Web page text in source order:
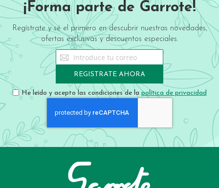
¡Forma parte de Garrote!
Regístrate y sé el primero en descubrir nuestras novedades,
ofertas exclusivas y descuentos especiales.
Sign
Up
for
Our
Newsletter:
REGISTRATE AHORA
He leído y acepto las condiciones de la política de privacidad